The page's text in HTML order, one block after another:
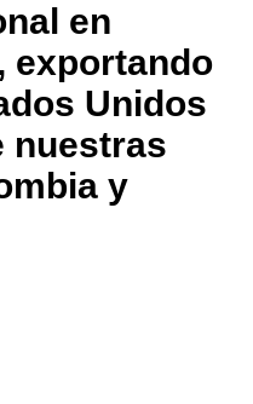
en
exportando
Unidos
nuestras
y